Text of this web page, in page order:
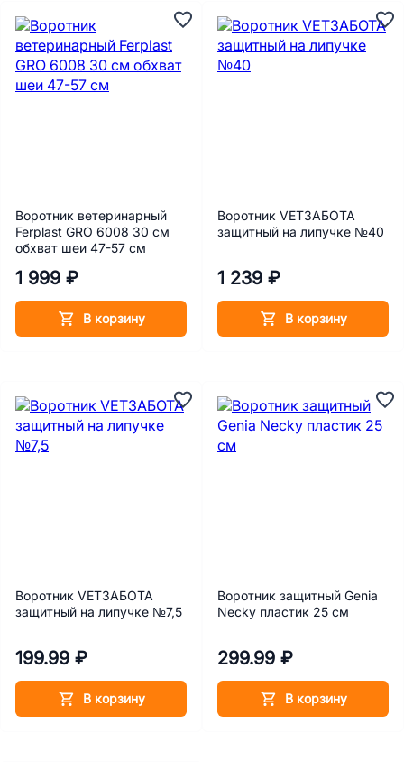
Воротник ветеринарный
Ferplast GRO 6008 30 см
обхват шеи 47-57 см
1 999 ₽
В корзину
Воротник VETЗАБОТА
защитный на липучке №40
1 239 ₽
В корзину
Воротник VETЗАБОТА
защитный на липучке №7,5
199.99 ₽
В корзину
Воротник защитный Genia
Necky пластик 25 см
299.99 ₽
В корзину